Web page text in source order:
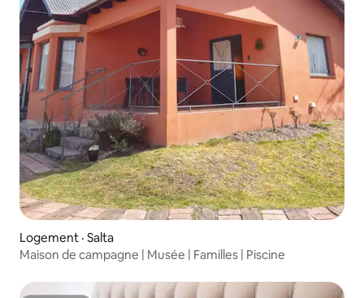
Logement · Salta
Maison de campagne | Musée | Familles | Piscine